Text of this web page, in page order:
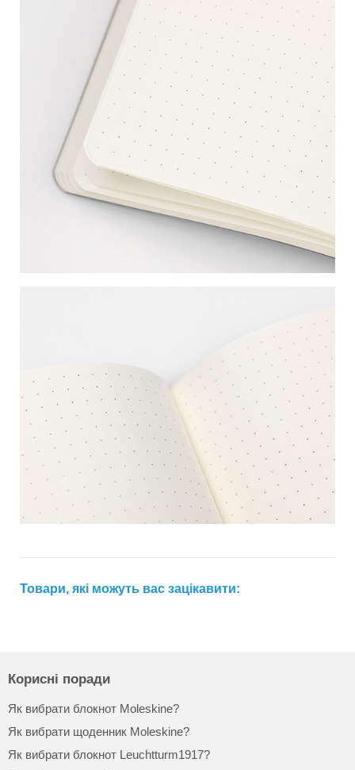
Товари, які можуть вас зацікавити:
Корисні поради
Як вибрати блокнот Moleskine?
Як вибрати щоденник Moleskine?
Як вибрати блокнот Leuchtturm1917?